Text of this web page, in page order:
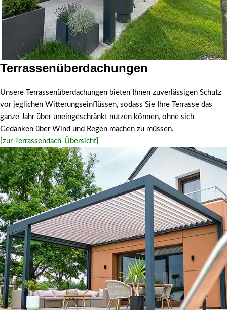
Ihr neuer Lieblingsplatz
Terrassenüberdachungen
Unsere Terrassenüberdachungen bieten Ihnen zuverlässigen Schutz
vor jeglichen Witterungseinflüssen, sodass Sie Ihre Terrasse das
ganze Jahr über uneingeschränkt nutzen können, ohne sich
Gedanken über Wind und Regen machen zu müssen.
[zur Terrassendach-Übersicht]